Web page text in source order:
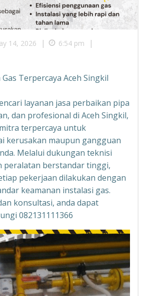
14, 2026 | 6:54 pm |
Terpercaya Aceh Singkil
layanan jasa perbaikan pipa
dan profesional di Aceh Singkil,
terpercaya untuk
kerusakan maupun gangguan
Melalui dukungan teknisi
peralatan berstandar tinggi,
pekerjaan dilakukan dengan
keamanan instalasi gas.
konsultasi, anda dapat
082131111366